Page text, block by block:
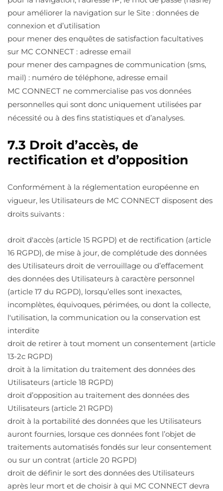
pour améliorer la navigation sur le Site : données de
connexion et d’utilisation
pour mener des enquêtes de satisfaction facultatives
sur MC CONNECT : adresse email
pour mener des campagnes de communication (sms,
mail) : numéro de téléphone, adresse email
MC CONNECT ne commercialise pas vos données
personnelles qui sont donc uniquement utilisées par
nécessité ou à des fins statistiques et d’analyses.
7.3 Droit d’accès, de
rectification et d’opposition
Conformément à la réglementation européenne en
vigueur, les Utilisateurs de MC CONNECT disposent des
droits suivants :
droit d'accès (article 15 RGPD) et de rectification (article
16 RGPD), de mise à jour, de complétude des données
des Utilisateurs droit de verrouillage ou d’effacement
des données des Utilisateurs à caractère personnel
(article 17 du RGPD), lorsqu’elles sont inexactes,
incomplètes, équivoques, périmées, ou dont la collecte,
l'utilisation, la communication ou la conservation est
interdite
droit de retirer à tout moment un consentement (article
13-2c RGPD)
droit à la limitation du traitement des données des
Utilisateurs (article 18 RGPD)
droit d’opposition au traitement des données des
Utilisateurs (article 21 RGPD)
droit à la portabilité des données que les Utilisateurs
auront fournies, lorsque ces données font l’objet de
traitements automatisés fondés sur leur consentement
ou sur un contrat (article 20 RGPD)
droit de définir le sort des données des Utilisateurs
après leur mort et de choisir à qui MC CONNECT devra